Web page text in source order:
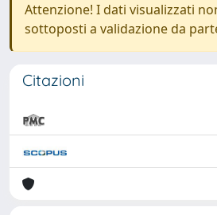
Attenzione! I dati visualizzati
sottoposti a validazione da
Citazioni